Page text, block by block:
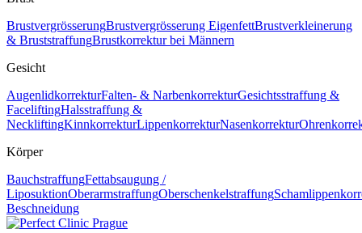
BrustvergrösserungBrustvergrösserung EigenfettBrustverkleinerung
& BruststraffungBrustkorrektur bei Männern
Gesicht
AugenlidkorrekturFalten- & NarbenkorrekturGesichtsstraffung &
FaceliftingHalsstraffung &
NeckliftingKinnkorrekturLippenkorrekturNasenkorrektur
Körper
BauchstraffungFettabsaugung /
LiposuktionOberarmstraffungOberschenkelstraffung
Beschneidung